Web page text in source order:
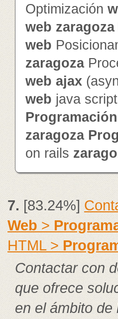
Optimización
web zaragoza
web
zaragoza
web ajax
web java script
Programación
zaragoza
on rails
7. [83.24%]
Web>
HTML >
Contactar con
que ofrece
en el ámbito